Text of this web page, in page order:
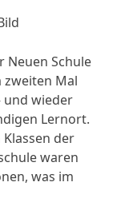
Neuen Schule
zweiten Mal
und wieder
Lernort.
der
waren
was im